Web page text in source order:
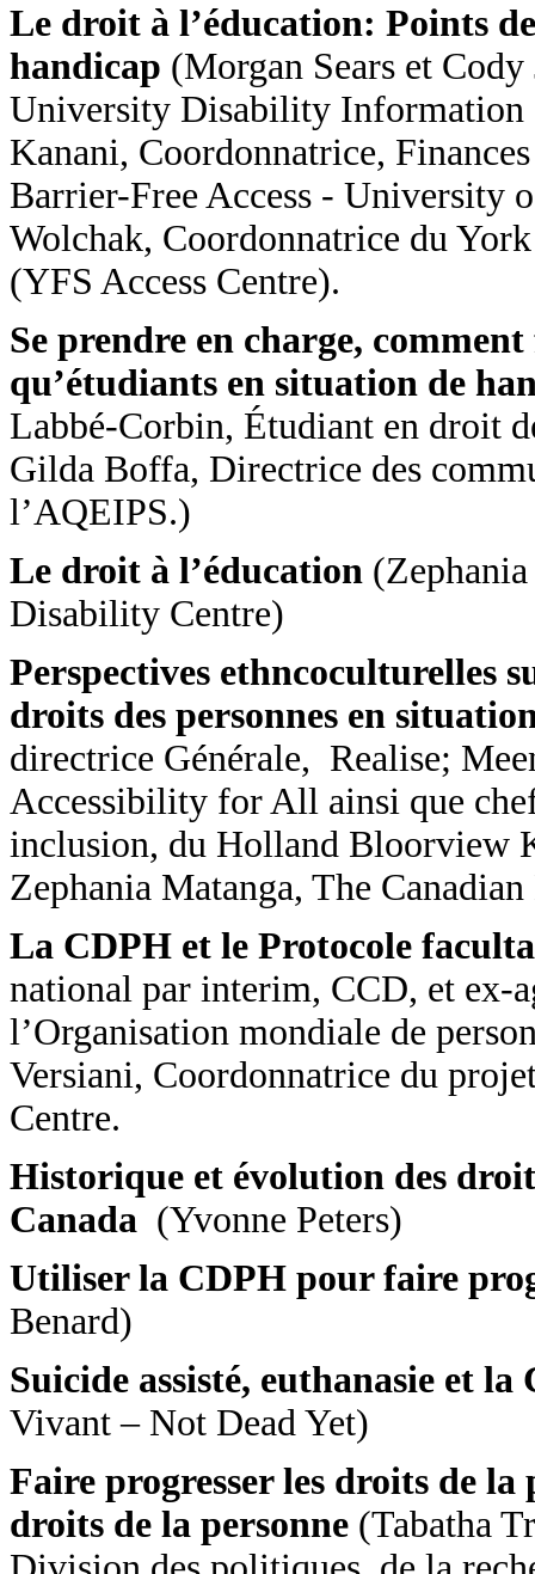
Le droit à l’éducation: Points
handicap (Morgan Sears et
University Disability Information
Kanani, Coordonnatrice,
Barrier-Free Access - University
Wolchak, Coordonnatrice du
(YFS Access Centre).
Se prendre en charge,
qu’étudiants en situation de
Labbé-Corbin, Étudiant en droit
Gilda Boffa, Directrice des
l’AQEIPS.)
Le droit à l’éducation
Disability Centre)
Perspectives ethncoculturelles
droits des personnes en
directrice Générale, Realise;
Accessibility for All ainsi que
inclusion, du Holland Bloorview
Zephania Matanga, The
La CDPH et le Protocole
national par interim, CCD, et ex-
l’Organisation mondiale de
Versiani, Coordonnatrice du
Centre.
Historique et évolution des
Canada (Yvonne Peters)
Utiliser la CDPH pour faire
Benard)
Suicide assisté, euthanasie et la
Vivant – Not Dead Yet)
Faire progresser les droits de
droits de la personne (Tabatha